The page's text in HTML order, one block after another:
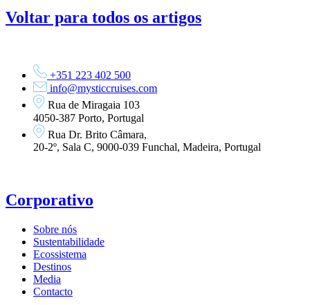
Voltar para todos os artigos
+351 223 402 500
info@mysticcruises.com
Rua de Miragaia 103
4050-387 Porto, Portugal
Rua Dr. Brito Câmara,
20-2º, Sala C, 9000-039 Funchal, Madeira, Portugal
Corporativo
Sobre nós
Sustentabilidade
Ecossistema
Destinos
Media
Contacto